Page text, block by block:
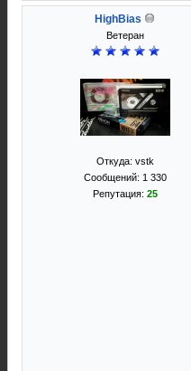
HighBias
Ветеран
Откуда: vstk
Сообщений: 1 330
Репутация: 25